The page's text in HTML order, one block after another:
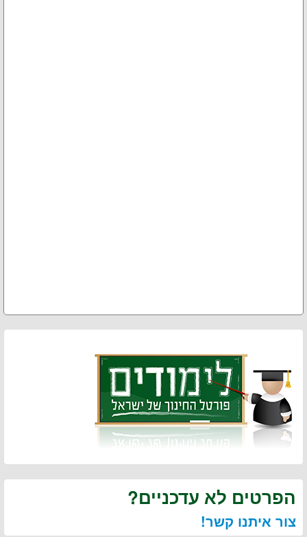
הפרטים לא עדכניים?
צור איתנו קשר!